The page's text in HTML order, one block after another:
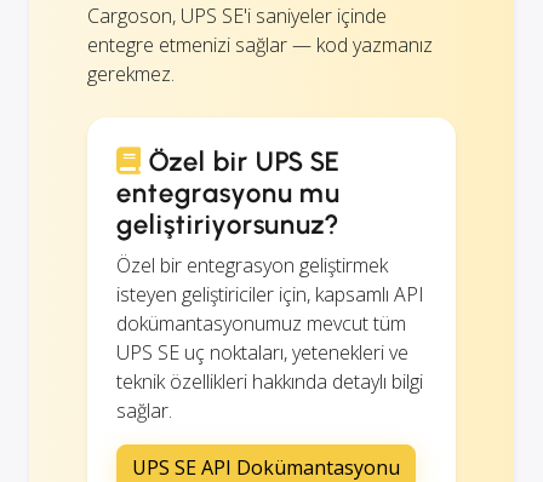
Cargoson, UPS SE'i saniyeler içinde
entegre etmenizi sağlar — kod yazmanız
gerekmez.
Özel bir UPS SE
entegrasyonu mu
geliştiriyorsunuz?
Özel bir entegrasyon geliştirmek
isteyen geliştiriciler için, kapsamlı API
dokümantasyonumuz mevcut tüm
UPS SE uç noktaları, yetenekleri ve
teknik özellikleri hakkında detaylı bilgi
sağlar.
UPS SE API Dokümantasyonu